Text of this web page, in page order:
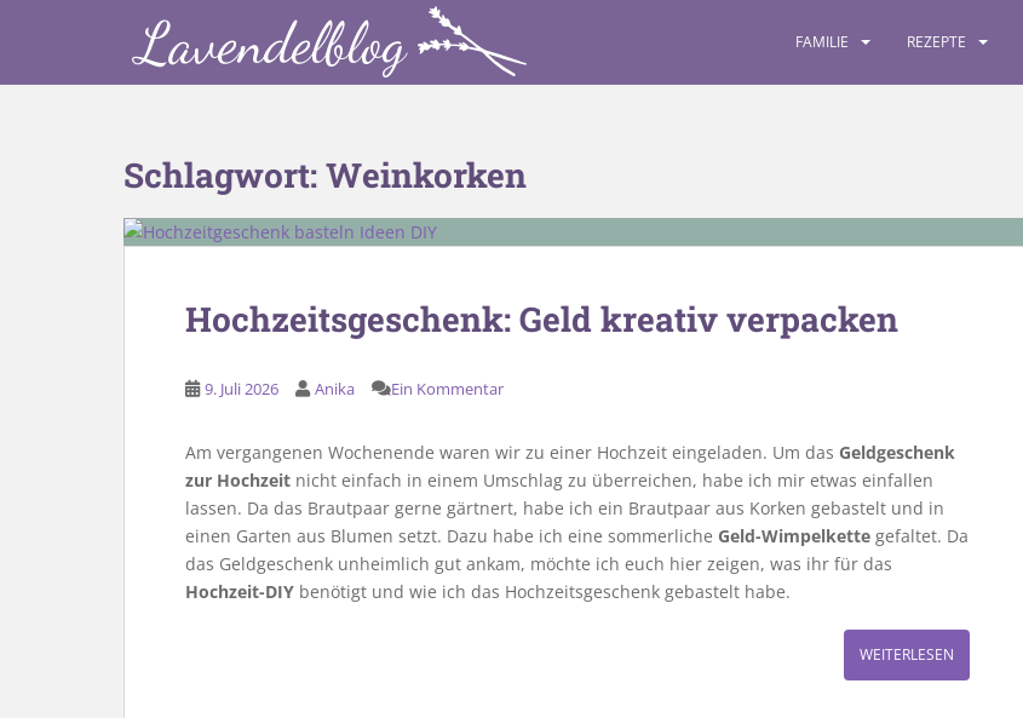
FAMILIE REZEPTE
Schlagwort:Weinkorken
Hochzeitsgeschenk: Geld kreativ verpacken
9. Juli 2026 Anika Ein Kommentar
Am vergangenen Wochenende waren wir zu einer Hochzeit eingeladen. Um das Geldgeschenk
zur Hochzeit nicht einfach in einem Umschlag zu überreichen, habe ich mir etwas einfallen
lassen. Da das Brautpaar gerne gärtnert, habe ich ein Brautpaar aus Korken gebastelt und in
einen Garten aus Blumen setzt. Dazu habe ich eine sommerliche Geld-Wimpelkette gefaltet. Da
das Geldgeschenk unheimlich gut ankam, möchte ich euch hier zeigen, was ihr für das
Hochzeit-DIY benötigt und wie ich das Hochzeitsgeschenk gebastelt habe.
WEITERLESEN